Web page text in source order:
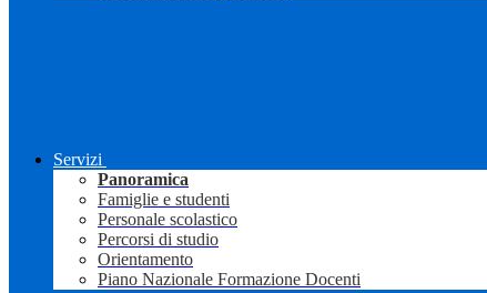
Servizi
Panoramica
Famiglie e studenti
Personale scolastico
Percorsi di studio
Orientamento
Piano Nazionale Formazione Docenti